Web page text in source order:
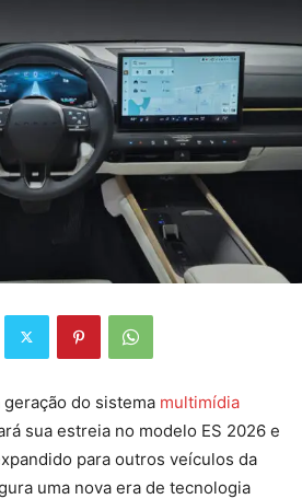
geração do sistema multimídia
sua estreia no modelo ES 2026 e
para outros veículos da
uma nova era de tecnologia